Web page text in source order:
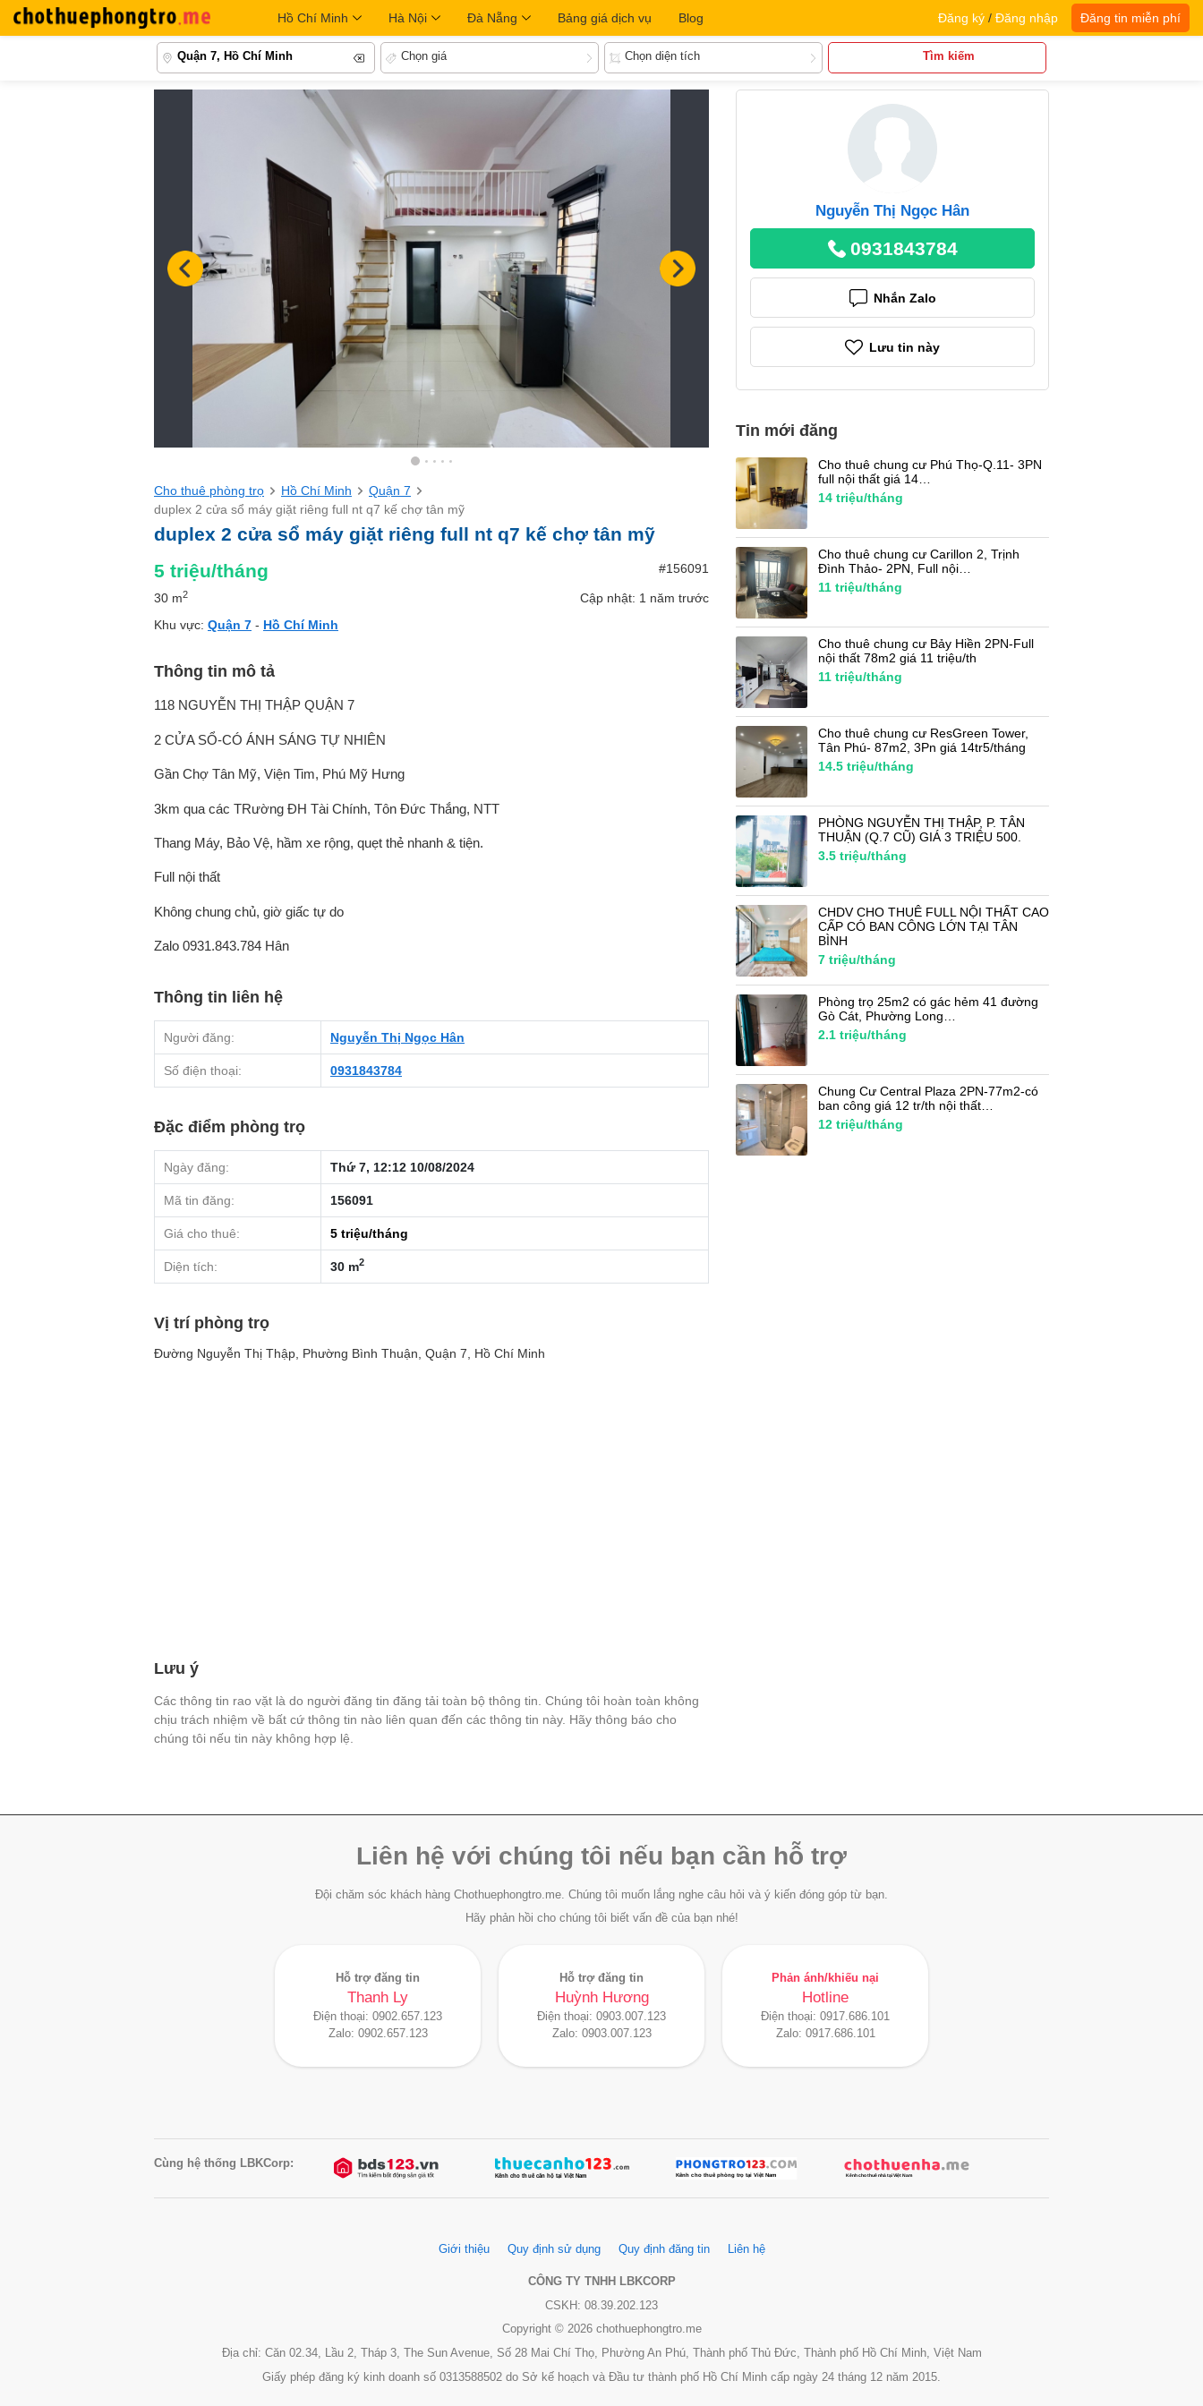
Hồ Chí Minh Hà Nội Đà Nẵng Bảng giá dịch vụ Blog Đăng ký / Đăng nhập Đăng tin miễn phí
Quận 7, Hồ Chí Minh Chọn giá Chọn diện tích Tìm kiếm
Cho thuê phòng trọ Hồ Chí Minh
Quận 7
duplex 2 cửa sổ máy giặt riêng full nt q7 kế chợ tân mỹ
duplex 2 cửa sổ máy giặt riêng full nt q7 kế chợ tân mỹ
5 triệu/tháng #156091
30 m2
Cập nhật: 1 năm trước
Khu vực: Quận 7 - Hồ Chí Minh
Thông tin mô tả
118 NGUYỄN THỊ THẬP QUẬN 7
2 CỬA SỔ-CÓ ÁNH SÁNG TỰ NHIÊN
Gần Chợ Tân Mỹ, Viện Tim, Phú Mỹ Hưng
3km qua các TRường ĐH Tài Chính, Tôn Đức Thắng, NTT
Thang Máy, Bảo Vệ, hầm xe rộng, quẹt thẻ nhanh & tiện.
Full nội thất
Không chung chủ, giờ giấc tự do
Zalo 0931.843.784 Hân
Thông tin liên hệ
Người đăng: Nguyễn Thị Ngọc Hân
Số điện thoại: 0931843784
Đặc điểm phòng trọ
Ngày đăng: Thứ 7, 12:12 10/08/2024
Mã tin đăng: 156091
Giá cho thuê: 5 triệu/tháng
Diện tích: 30 m2
Vị trí phòng trọ
Đường Nguyễn Thị Thập, Phường Bình Thuận, Quận 7, Hồ Chí Minh
Lưu ý
Các thông tin rao vặt là do người đăng tin đăng tải toàn bộ thông tin. Chúng tôi hoàn toàn không
chịu trách nhiệm về bất cứ thông tin nào liên quan đến các thông tin này. Hãy thông báo cho
chúng tôi nếu tin này không hợp lệ.
Nguyễn Thị Ngọc Hân
0931843784
Nhắn Zalo
Lưu tin này
Tin mới đăng
Cho thuê chung cư Phú Thọ-Q.11- 3PN
full nội thất giá 14…
14 triệu/tháng
Cho thuê chung cư Carillon 2, Trịnh
Đình Thảo- 2PN, Full nội…
11 triệu/tháng
Cho thuê chung cư Bảy Hiền 2PN-Full
nội thất 78m2 giá 11 triệu/th
11 triệu/tháng
Cho thuê chung cư ResGreen Tower,
Tân Phú- 87m2, 3Pn giá 14tr5/tháng
14.5 triệu/tháng
PHÒNG NGUYỄN THỊ THẬP, P. TÂN
THUẬN (Q.7 CŨ) GIÁ 3 TRIỆU 500.
3.5 triệu/tháng
CHDV CHO THUÊ FULL NỘI THẤT CAO
CẤP CÓ BAN CÔNG LỚN TẠI TÂN
BÌNH
7 triệu/tháng
Phòng trọ 25m2 có gác hẻm 41 đường
Gò Cát, Phường Long…
2.1 triệu/tháng
Chung Cư Central Plaza 2PN-77m2-có
ban công giá 12 tr/th nội thất…
12 triệu/tháng
Liên hệ với chúng tôi nếu bạn cần hỗ trợ
Đội chăm sóc khách hàng Chothuephongtro.me. Chúng tôi muốn lắng nghe câu hỏi và ý kiến đóng góp từ bạn.
Hãy phản hồi cho chúng tôi biết vấn đề của bạn nhé!
Hỗ trợ đăng tin
Thanh Ly
Điện thoại: 0902.657.123
Zalo: 0902.657.123
Hỗ trợ đăng tin
Huỳnh Hương
Điện thoại: 0903.007.123
Zalo: 0903.007.123
Phản ánh/khiếu nại
Hotline
Điện thoại: 0917.686.101
Zalo: 0917.686.101
Cùng hệ thống LBKCorp:
Giới thiệu Quy định sử dụng Quy định đăng tin Liên hệ
CÔNG TY TNHH LBKCORP
CSKH: 08.39.202.123
Copyright © 2026 chothuephongtro.me
Địa chỉ: Căn 02.34, Lầu 2, Tháp 3, The Sun Avenue, Số 28 Mai Chí Thọ, Phường An Phú, Thành phố Thủ Đức, Thành phố Hồ Chí Minh, Việt Nam
Giấy phép đăng ký kinh doanh số 0313588502 do Sở kế hoạch và Đầu tư thành phố Hồ Chí Minh cấp ngày 24 tháng 12 năm 2015.